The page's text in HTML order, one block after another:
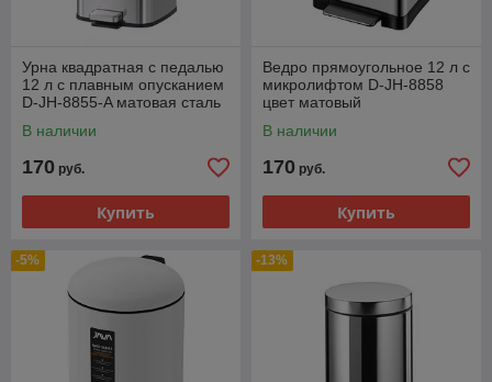
Урна квадратная с педалью
12 л с плавным опусканием
D-JH-8855-A матовая сталь
В наличии
170 руб.
Купить
Ведро прямоугольное 12 л с
микролифтом D-JH-8858
цвет матовый
В наличии
170 руб.
Купить
-5% -13%